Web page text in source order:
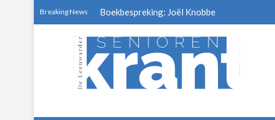
Breaking News Boekbespreking: Joël Knobbe